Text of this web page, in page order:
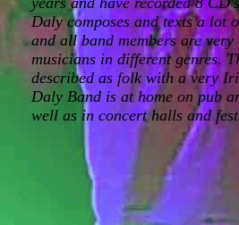
Daly composes and texts a lot
and all band members are very
musicians in different genres.
described as folk with a very
Daly Band is at home on pub
well as in concert halls and